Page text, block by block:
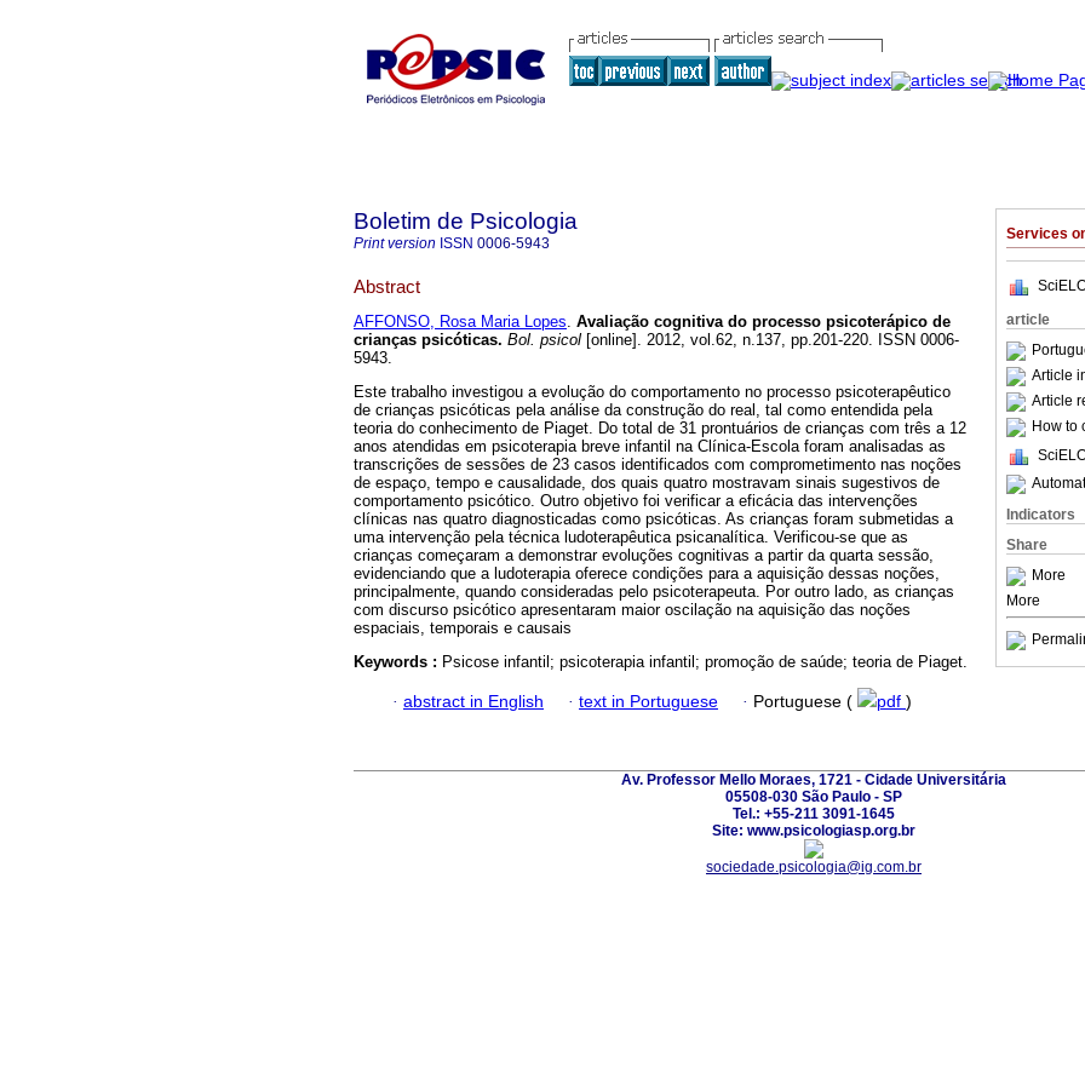
Services
article
Article
Article
How to
Indicators
Share
More
More
Boletim de Psicologia
Print version ISSN 0006-5943
Abstract
AFFONSO, Rosa Maria Lopes. Avaliação cognitiva do processo psicoterápico de
crianças psicóticas. Bol. psicol [online]. 2012, vol.62, n.137, pp.201-220. ISSN 0006-
5943.
Este trabalho investigou a evolução do comportamento no processo psicoterapêutico
de crianças psicóticas pela análise da construção do real, tal como entendida pela
teoria do conhecimento de Piaget. Do total de 31 prontuários de crianças com três a 12
anos atendidas em psicoterapia breve infantil na Clínica-Escola foram analisadas as
transcrições de sessões de 23 casos identificados com comprometimento nas noções
de espaço, tempo e causalidade, dos quais quatro mostravam sinais sugestivos de
comportamento psicótico. Outro objetivo foi verificar a eficácia das intervenções
clínicas nas quatro diagnosticadas como psicóticas. As crianças foram submetidas a
uma intervenção pela técnica ludoterapêutica psicanalítica. Verificou-se que as
crianças começaram a demonstrar evoluções cognitivas a partir da quarta sessão,
evidenciando que a ludoterapia oferece condições para a aquisição dessas noções,
principalmente, quando consideradas pelo psicoterapeuta. Por outro lado, as crianças
com discurso psicótico apresentaram maior oscilação na aquisição das noções
espaciais, temporais e causais
Keywords : Psicose infantil; psicoterapia infantil; promoção de saúde; teoria de Piaget.
· abstract in English · text in Portuguese · Portuguese ( pdf )
Av. Professor Mello Moraes, 1721 - Cidade Universitária
05508-030 São Paulo - SP
Tel.: +55-211 3091-1645
Site: www.psicologiasp.org.br
sociedade.psicologia@ig.com.br